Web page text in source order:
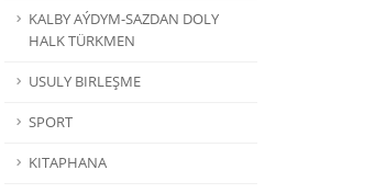
KALBY AÝDYM-SAZDAN DOLY
HALK TÜRKMEN
USULY BIRLEŞME
SPORT
KITAPHANA